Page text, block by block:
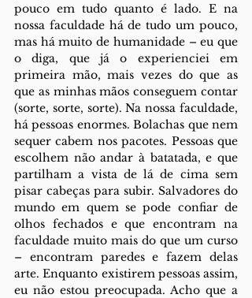
pouco em tudo quanto é lado. E na
nossa faculdade há de tudo um pouco,
mas há muito de humanidade – eu que
o diga, que já o experienciei em
primeira mão, mais vezes do que as
que as minhas mãos conseguem contar
(sorte, sorte, sorte). Na nossa faculdade,
há pessoas enormes. Bolachas que nem
sequer cabem nos pacotes. Pessoas que
escolhem não andar à batatada, e que
partilham a vista de lá de cima sem
pisar cabeças para subir. Salvadores do
mundo em quem se pode confiar de
olhos fechados e que encontram na
faculdade muito mais do que um curso
– encontram paredes e fazem delas
arte. Enquanto existirem pessoas assim,
eu não estou preocupada. Acho que a